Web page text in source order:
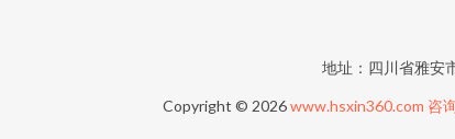
地址：四川省雅安
Copyright © 2026www.hsxin360.com 咨